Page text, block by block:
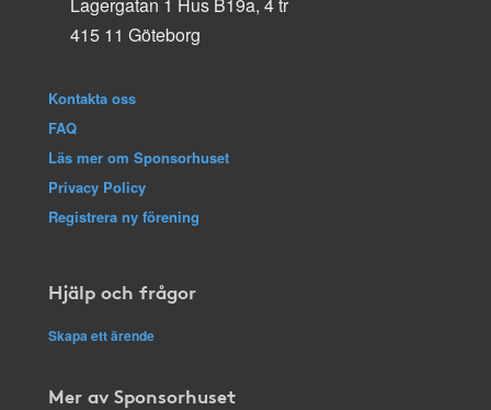
415 11 Göteborg
Kontakta oss
FAQ
Läs mer om Sponsorhuset
Privacy Policy
Registrera ny förening
Hjälp och frågor
Skapa ett ärende
Mer av Sponsorhuset